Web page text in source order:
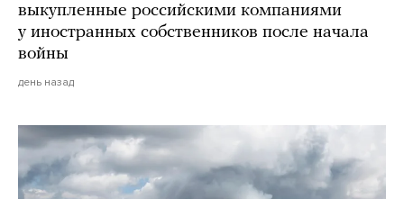
выкупленные российскими компаниями
у иностранных собственников после начала
войны
день назад